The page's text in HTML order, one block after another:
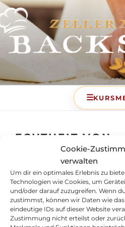
Cookie-
verwalten
Um dir ein optimales Erlebnis zu
Technologien wie Cookies, um
und/oder darauf zuzugreifen. Wenn
zustimmst, können wir Daten wie
eindeutige IDs auf dieser Website
Zustimmung nicht erteilst oder
BACKSTUB –
BACKSCHULE
ECHTHEIT VON
BEWERTUNGEN
Vertrag
Zeller Mühle Huber GmbH